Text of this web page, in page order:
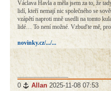
Václava Havla a měla jsem za to, že
lidí, kteří nemají nic společného se
vzápětí naproti mně usedli na tomto
lidé… To není možné. Vzbuďte mě,
novinky.cz/.../...
_________________
0 # Allan 2025-11-08 07:53